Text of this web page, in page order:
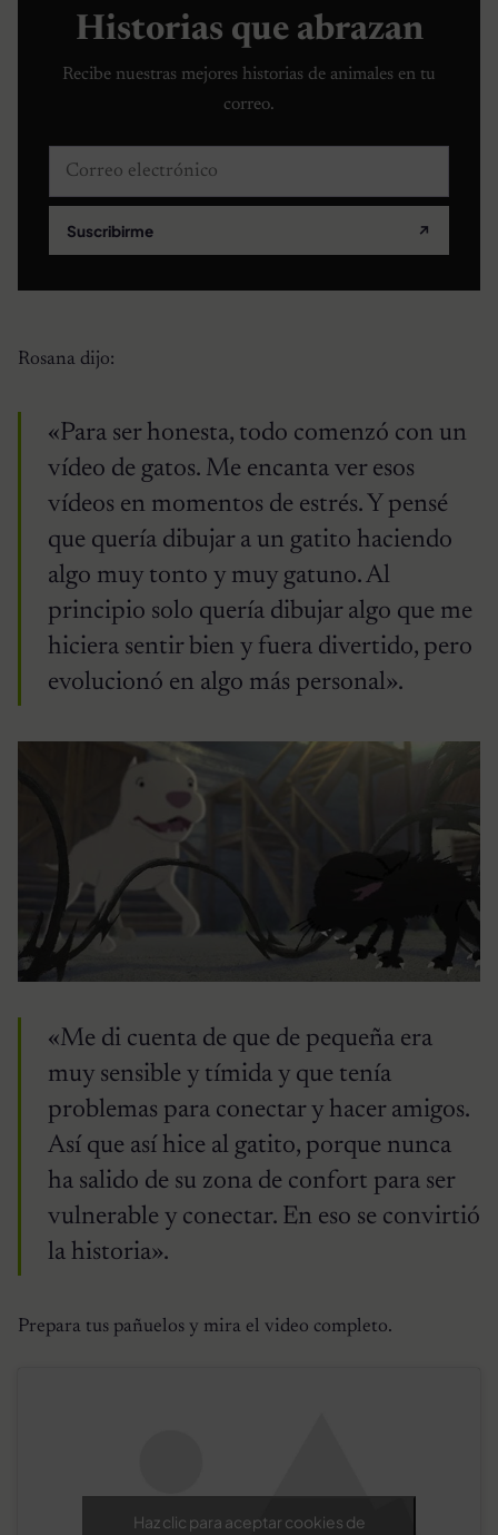
Historias que abrazan
Recibe nuestras mejores historias de animales en tu
correo.
Correo electrónico
Suscribirme ↗
Rosana dijo:
«Para ser honesta, todo comenzó con un
vídeo de gatos. Me encanta ver esos
vídeos en momentos de estrés. Y pensé
que quería dibujar a un gatito haciendo
algo muy tonto y muy gatuno. Al
principio solo quería dibujar algo que me
hiciera sentir bien y fuera divertido, pero
evolucionó en algo más personal».
«Me di cuenta de que de pequeña era
muy sensible y tímida y que tenía
problemas para conectar y hacer amigos.
Así que así hice al gatito, porque nunca
ha salido de su zona de confort para ser
vulnerable y conectar. En eso se convirtió
la historia».
Prepara tus pañuelos y mira el video completo.
Haz clic para aceptar cookies de